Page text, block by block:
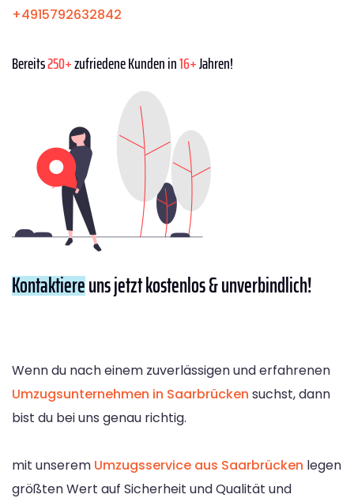
+4915792632842
Bereits250+zufriedene Kunden in16+Jahren!
Kontaktiereuns jetzt kostenlos & unverbindlich!
Wenn du nach einem zuverlässigen und erfahrenen
Umzugsunternehmen in Saarbrücken suchst, dann
bist du bei uns genau richtig.
mit unserem Umzugsservice aus Saarbrücken legen
größten Wert auf Sicherheit und Qualität und